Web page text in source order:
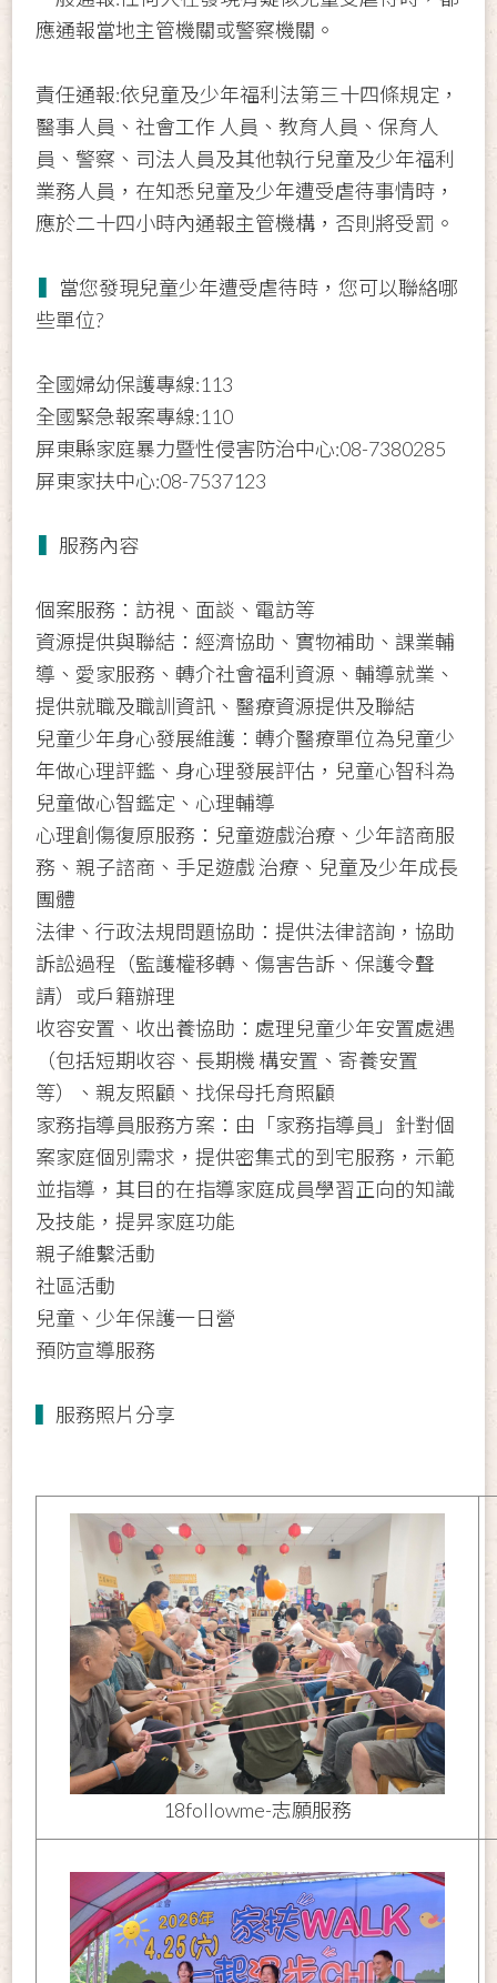
應通報當地主管機關或警察機關。
責任通報:依兒童及少年福利法第三十四條規定，
醫事人員、社會工作 人員、教育人員、保育人
員、警察、司法人員及其他執行兒童及少年福利
業務人員，在知悉兒童及少年遭受虐待事情時，
應於二十四小時內通報主管機構，否則將受罰。
當您發現兒童少年遭受虐待時，您可以聯絡哪
些單位?
全國婦幼保護專線:113
全國緊急報案專線:110
屏東縣家庭暴力暨性侵害防治中心:08-7380285
屏東家扶中心:08-7537123
服務內容
個案服務：訪視、面談、電訪等
資源提供與聯結：經濟協助、實物補助、課業輔
導、愛家服務、轉介社會福利資源、輔導就業、
提供就職及職訓資訊、醫療資源提供及聯結
兒童少年身心發展維護：轉介醫療單位為兒童少
年做心理評鑑、身心理發展評估，兒童心智科為
兒童做心智鑑定、心理輔導
心理創傷復原服務：兒童遊戲治療、少年諮商服
務、親子諮商、手足遊戲 治療、兒童及少年成長
團體
法律、行政法規問題協助：提供法律諮詢，協助
訴訟過程（監護權移轉、傷害告訴、保護令聲
請）或戶籍辦理
收容安置、收出養協助：處理兒童少年安置處遇
（包括短期收容、長期機 構安置、寄養安置
等）、親友照顧、找保母托育照顧
家務指導員服務方案：由「家務指導員」針對個
案家庭個別需求，提供密集式的到宅服務，示範
並指導，其目的在指導家庭成員學習正向的知識
及技能，提昇家庭功能
親子維繫活動
社區活動
兒童、少年保護一日營
預防宣導服務
服務照片分享
18followme-志願服務